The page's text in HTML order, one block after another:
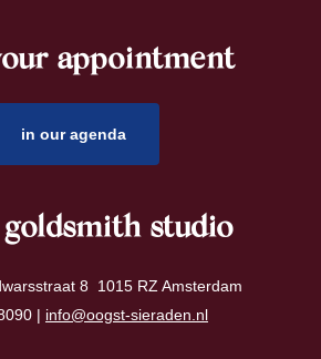
appointment
in our agenda
goldsmith studio
8 1015 RZ Amsterdam
| info@oogst-sieraden.nl